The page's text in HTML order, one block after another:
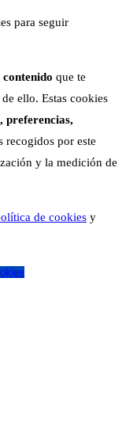
para seguir
que te
ello. Estas cookies
preferencias,
recogidos por este
y la medición de
de cookies y